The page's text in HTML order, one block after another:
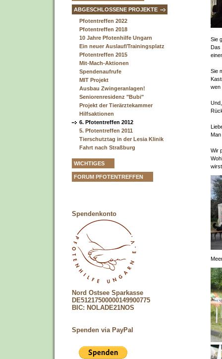
ABGESCHLOSSENE PROJEKTE
Pfotentreffen 2022
Pfotentreffen 2018
10 Jahre Pfotenhilfe Ungarn
Ein neuer Auslauf/Trainingsplatz
Pfotentreffen 2015
Mit-Mach-Aktionen
Spendenaufrufe
MIT Projekt
Ausbau Zwingeranlagen!
Seniorenresidenz "Bubi"
Projekt der Tierärztekammer
Hilfsaktionen
6. Pfotentreffen 2012
5. Pfotentreffen 2011
Tierschutztag in der Lesia Klinik
Fahrt nach Straßburg
WICHTIGES
FORUM PFOTENTREFFEN
Spendenkonto
Nord Ostsee Sparkasse
DE51217500000149900775
BIC: NOLADE21NOS
Spenden via PayPal
Sie
Das
Sie
wen
Wir